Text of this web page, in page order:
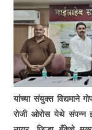
यांच्या संयुक्त विद्यमाने
रोजी ओरोस येथे संपन्न